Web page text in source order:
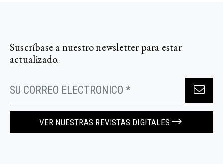
Suscríbase a nuestro newsletter para estar
actualizado.
VER NUESTRAS REVISTAS DIGITALES